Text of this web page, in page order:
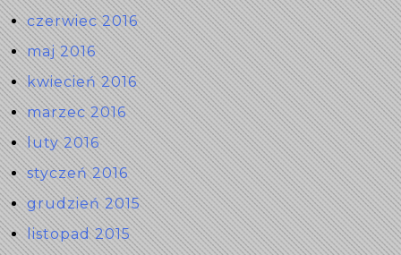
czerwiec 2016
maj 2016
kwiecień 2016
marzec 2016
luty 2016
styczeń 2016
grudzień 2015
listopad 2015